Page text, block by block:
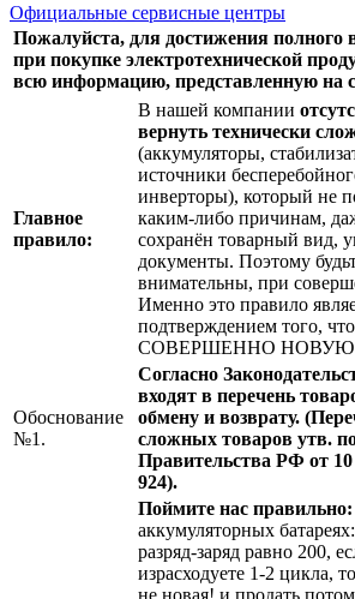
Официальные сервисные центры
Пожалуйста, для достижения полного
при покупке электротехнической
всю информацию, представленную на
Главное
правило:
В нашей компании
вернуть технически
(аккумуляторы,
источники
инверторы), который не
каким-либо причинам,
сохранён товарный вид,
документы. Поэтому
внимательны, при
Именно это правило
подтверждением того,
СОВЕРШЕННО НОВУЮ
Обоснование
№1.
Согласно
входят в перечень
обмену и возврату.
сложных товаров утв.
Правительства РФ от 10
924).
Поймите нас правильно:
аккумуляторных
разряд-заряд равно 200,
израсходуете 1-2 цикла,
не новая! и продать